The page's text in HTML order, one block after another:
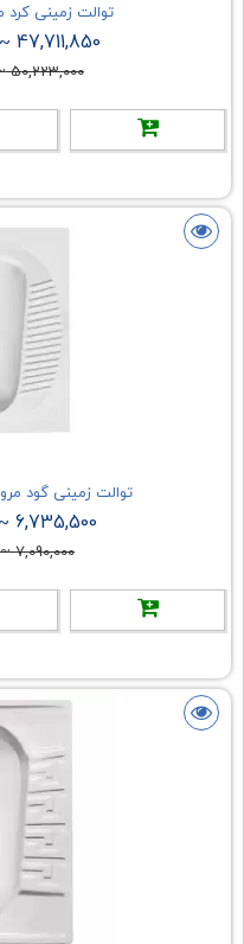
توالت زمینی کرد
47,711,850
~
50,223,000
توالت زمینی گود
6,735,500
7,090,000